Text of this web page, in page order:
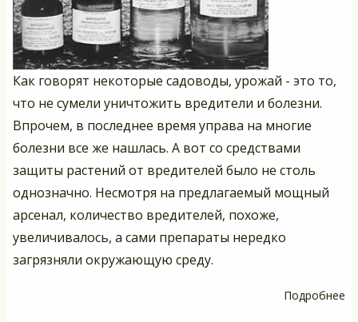
Как говорят некоторые садоводы, урожай - это то,
что не сумели уничтожить вредители и болезни.
Впрочем, в последнее время управа на многие
болезни все же нашлась. А вот со средствами
защиты растений от вредителей было не столь
однозначно. Несмотря на предлагаемый мощный
арсенал, количество вредителей, похоже,
увеличивалось, а сами препараты нередко
загрязняли окружающую среду.
Подробнее